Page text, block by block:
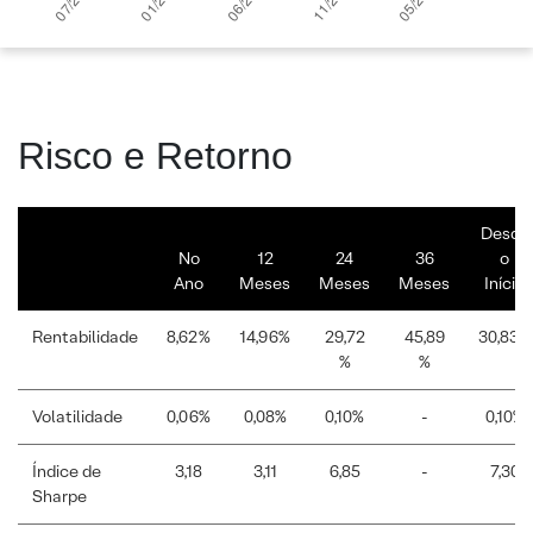
Risco e Retorno
No
Ano
12
Meses
24
Meses
36
Meses
Desde
o
Início
Rentabilidade 8,62% 14,96%
29,72
%
45,89
%
30,83%
Volatilidade 0,06% 0,08% 0,10% - 0,10%
Índice de
Sharpe
3,18 3,11 6,85 - 7,30